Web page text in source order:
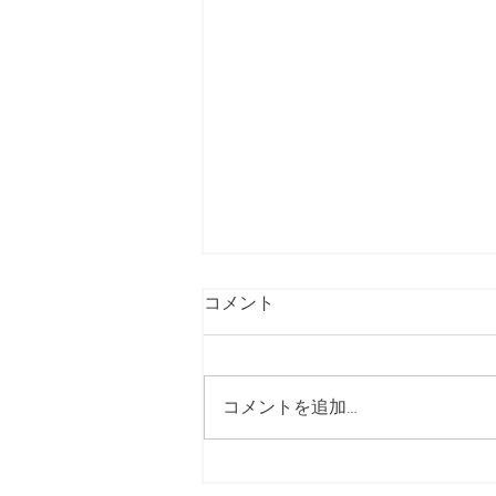
夏期休診のお知らせ
8月10日（月）〜8月15日（土）
願いします。
コメント
コメントを追加…